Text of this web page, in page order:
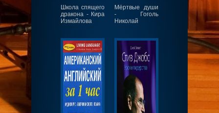
Школа спящего
дракона - Кира
Измайлова
Мёртвые души
- Гоголь
Николай